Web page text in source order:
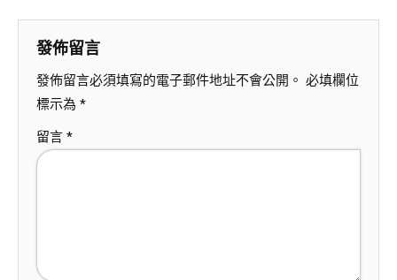
發佈留言
發佈留言必須填寫的電子郵件地址不會公開。 必填欄位
標示為 *
留言 *